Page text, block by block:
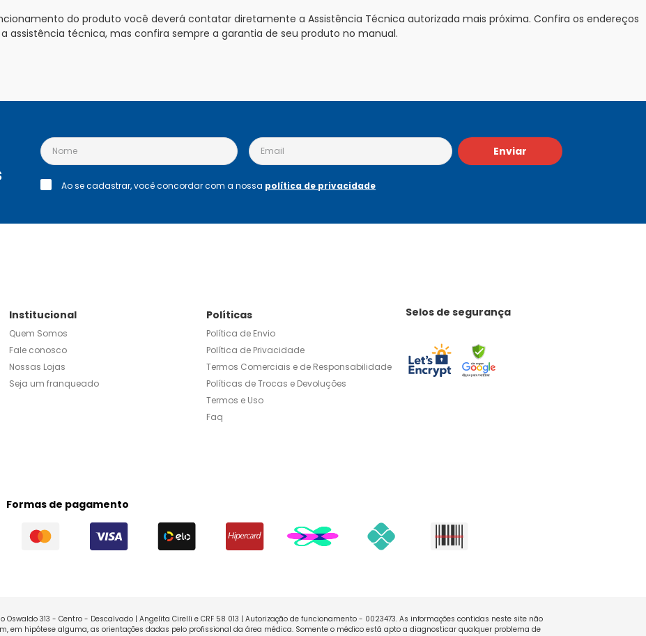
do produto você deverá contatar diretamente a Assistência Técnica autorizada mais próxima. Confira os endereços
assistência técnica, mas confira sempre a garantia de seu produto no manual.
Enviar
Ao se cadastrar, você concordar com a nossa política de privacidade
Institucional
Quem Somos
Fale conosco
Nossas Lojas
Seja um franqueado
Políticas
Política de Envio
Política de Privacidade
Termos Comerciais e de Responsabilidade
Políticas de Trocas e Devoluções
Termos e Uso
Faq
Selos de segurança
Formas de pagamento
Oswaldo 313 - Centro - Descalvado | Angelita Cirelli e CRF 58 013 | Autorização de funcionamento - 0023473. As informações contidas neste site não
em hipótese alguma, as orientações dadas pelo profissional da área médica. Somente o médico está apto a diagnosticar qualquer problema de